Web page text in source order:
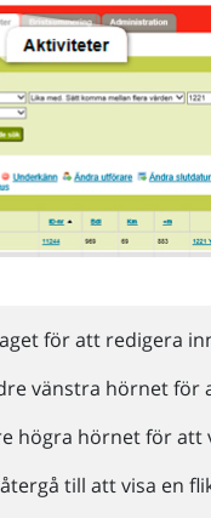
för att redigera
vänstra hörnet för
högra hörnet för
till att visa en